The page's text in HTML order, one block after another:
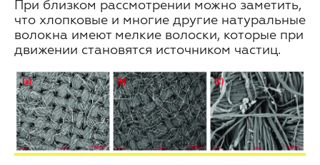
При близком рассмотрении можно заметить,
что хлопковые и многие другие натуральные
волокна имеют мелкие волоски, которые при
движении становятся источником частиц.